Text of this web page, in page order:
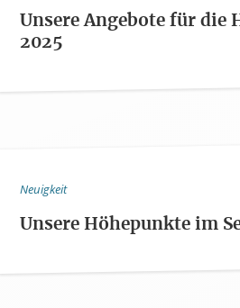
Unsere Angebote für die
2025
Neuigkeit
Unsere Höhepunkte im